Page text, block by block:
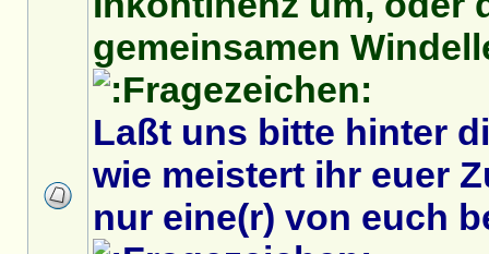
gemeinsamen
Laßt uns bitte hinter
wie meistert ihr euer
nur eine(r) von euch